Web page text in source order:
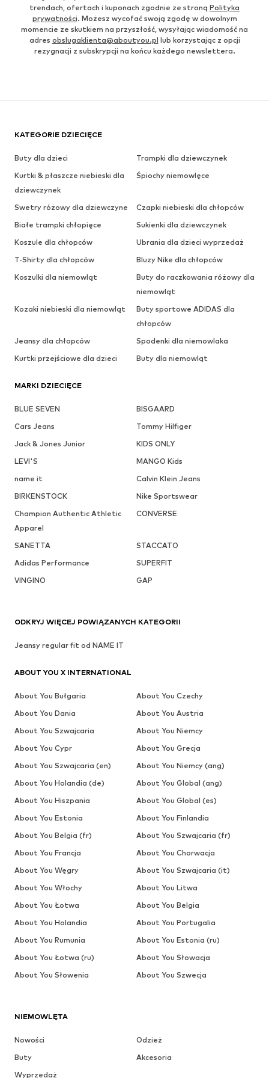
trendach, ofertach i kuponach zgodnie ze stroną Polityka
prywatności. Możesz wycofać swoją zgodę w dowolnym
momencie ze skutkiem na przyszłość, wysyłając wiadomość na
adres obslugaklienta@aboutyou.pl lub korzystając z opcji
rezygnacji z subskrypcji na końcu każdego newslettera.
KATEGORIE DZIECIĘCE
Buty dla dzieci
Trampki dla dziewczynek
Kurtki & płaszcze niebieski dla
dziewczynek
Śpiochy niemowlęce
Swetry różowy dla dziewczyne
Czapki niebieski dla chłopców
Białe trampki chłopięce
Sukienki dla dziewczynek
Koszule dla chłopców
Ubrania dla dzieci wyprzedaż
T-Shirty dla chłopców
Bluzy Nike dla chłopców
Koszulki dla niemowląt
Buty do raczkowania różowy dla
niemowląt
Kozaki niebieski dla niemowląt
Buty sportowe ADIDAS dla
chłopców
Jeansy dla chłopców
Spodenki dla niemowlaka
Kurtki przejściowe dla dzieci
Buty dla niemowląt
MARKI DZIECIĘCE
BLUE SEVEN
BISGAARD
Cars Jeans
Tommy Hilfiger
Jack & Jones Junior
KIDS ONLY
LEVI'S
MANGO Kids
name it
Calvin Klein Jeans
BIRKENSTOCK
Nike Sportswear
Champion Authentic Athletic
Apparel
CONVERSE
SANETTA
STACCATO
Adidas Performance
SUPERFIT
VINGINO
GAP
NIEMOWLĘTA
Nowości
Odzież
Buty
Akcesoria
Wyprzedaż
ODKRYJ WIĘCEJ POWIĄZANYCH KATEGORII
Jeansy regular fit od NAME IT
ABOUT YOU X INTERNATIONAL
About You Bułgaria
About You Czechy
About You Dania
About You Austria
About You Szwajcaria
About You Niemcy
About You Cypr
About You Grecja
About You Szwajcaria (en)
About You Niemcy (ang)
About You Holandia (de)
About You Global (ang)
About You Hiszpania
About You Global (es)
About You Estonia
About You Finlandia
About You Belgia (fr)
About You Szwajcaria (fr)
About You Francja
About You Chorwacja
About You Węgry
About You Szwajcaria (it)
About You Włochy
About You Litwa
About You Łotwa
About You Belgia
About You Holandia
About You Portugalia
About You Rumunia
About You Estonia (ru)
About You Łotwa (ru)
About You Słowacja
About You Słowenia
About You Szwecja